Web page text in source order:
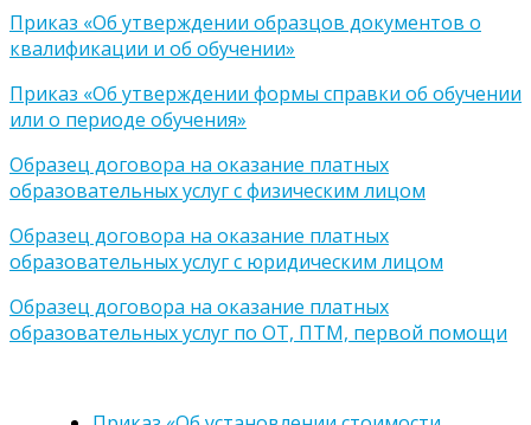
Приказ «Об утверждении образцов документов о
квалификации и об обучении»
Приказ «Об утверждении формы справки об обучении
или о периоде обучения»
Образец договора на оказание платных
образовательных услуг с физическим лицом
Образец договора на оказание платных
образовательных услуг с юридическим лицом
Образец договора на оказание платных
образовательных услуг по ОТ, ПТМ, первой помощи